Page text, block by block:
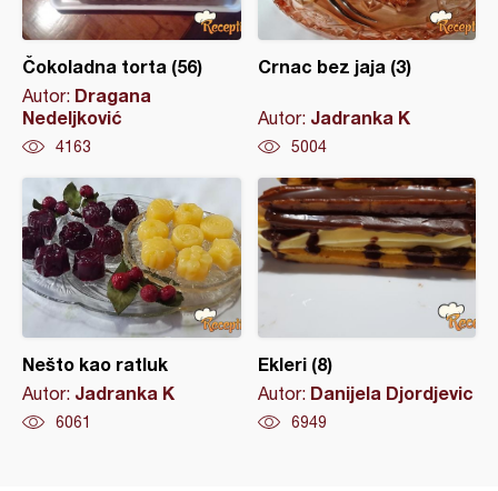
Čokoladna torta (56)
Autor: Dragana
Nedeljković
4163
Crnac bez jaja (3)
Autor: Jadranka K
5004
Nešto kao ratluk
Autor: Jadranka K
6061
Ekleri (8)
Autor: Danijela Djordjevic
6949